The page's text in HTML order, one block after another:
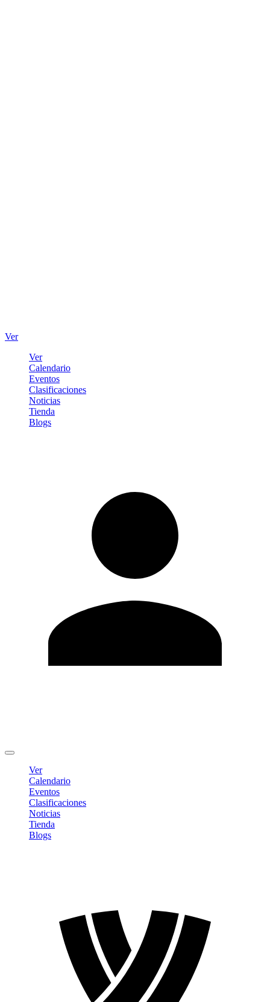
Ver
Ver
Calendario
Eventos
Clasificaciones
Noticias
Tienda
Blogs
Ver
Calendario
Eventos
Clasificaciones
Noticias
Tienda
Blogs